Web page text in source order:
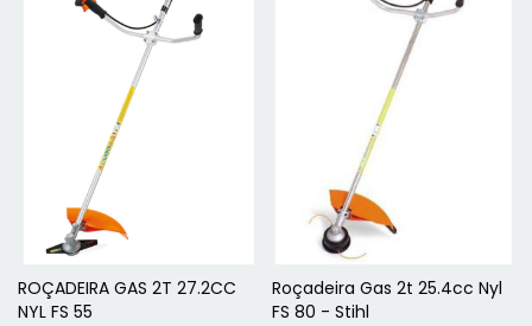
ROÇADEIRA GAS 2T 27.2CC
NYL FS 55
Roçadeira Gas 2t 25.4cc Nyl
FS 80 - Stihl